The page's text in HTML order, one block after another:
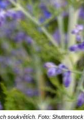
soukvětích. Foto: Shutterstock